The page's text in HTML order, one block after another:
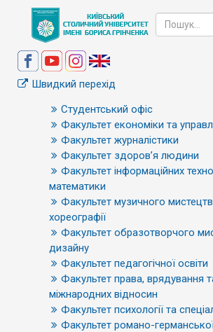
Швидкий перехід
Студентський офіс
Факультет економіки та
Факультет журналістики
Факультет здоров’я людини
Факультет інформаційних
математики
Факультет музичного
хореографії
Факультет образотворчого
дизайну
Факультет педагогічної освіти
Факультет права, врядування
міжнародних відносин
Факультет психології та
Факультет романо-германської